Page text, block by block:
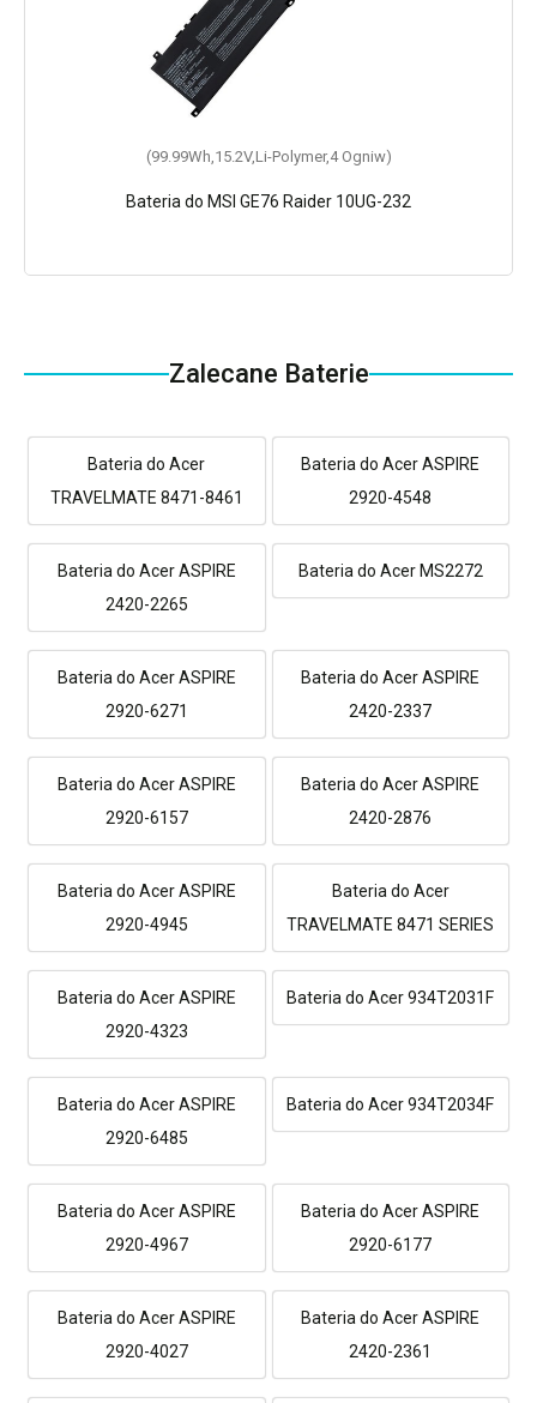
(99.99Wh,15.2V,Li-Polymer,4 Ogniw)
Bateria do MSI GE76 Raider 10UG-232
Zalecane Baterie
Bateria do Acer
TRAVELMATE 8471-8461
Bateria do Acer ASPIRE
2920-4548
Bateria do Acer ASPIRE
2420-2265
Bateria do Acer MS2272
Bateria do Acer ASPIRE
2920-6271
Bateria do Acer ASPIRE
2420-2337
Bateria do Acer ASPIRE
2920-6157
Bateria do Acer ASPIRE
2420-2876
Bateria do Acer ASPIRE
2920-4945
Bateria do Acer
TRAVELMATE 8471 SERIES
Bateria do Acer ASPIRE
2920-4323
Bateria do Acer 934T2031F
Bateria do Acer ASPIRE
2920-6485
Bateria do Acer 934T2034F
Bateria do Acer ASPIRE
2920-4967
Bateria do Acer ASPIRE
2920-6177
Bateria do Acer ASPIRE
2920-4027
Bateria do Acer ASPIRE
2420-2361